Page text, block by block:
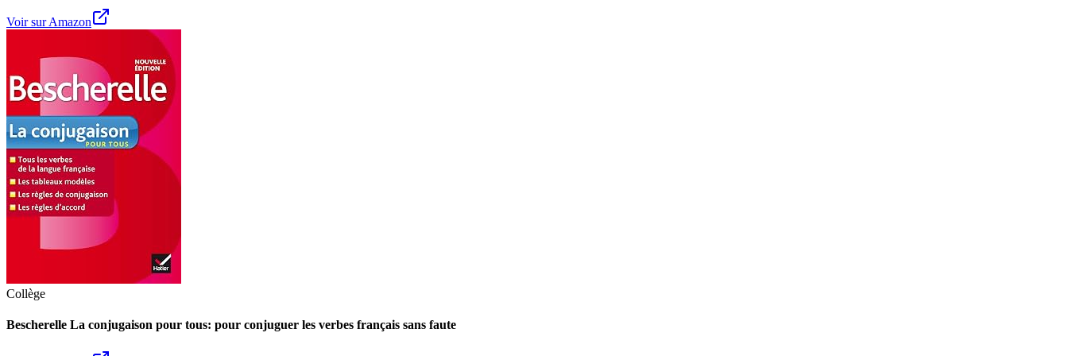
Voir sur Amazon
Collège
Bescherelle La conjugaison pour tous: pour conjuguer les verbes français sans faute